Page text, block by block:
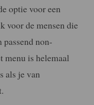
optie voor een
voor de mensen die
non-
menu is helemaal
als je van